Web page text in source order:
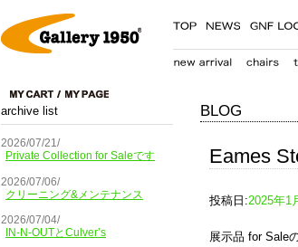
archive list
2026/07/21/
Private Collection for Saleです
2026/07/06/
クリーニング&メンテナンス
2026/07/04/
IN-N-OUTとCulver’s
BLOG
Eames
投稿日:2025年1
展示品 for Sale